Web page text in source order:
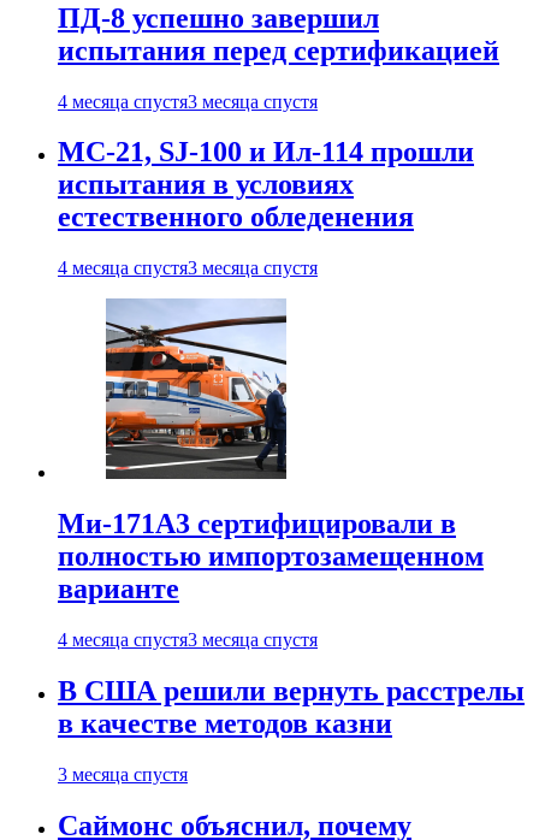
ПД-8 успешно завершил
испытания перед сертификацией
4 месяца спустя3 месяца спустя
МС-21, SJ-100 и Ил-114 прошли
испытания в условиях
естественного обледенения
4 месяца спустя3 месяца спустя
Ми-171А3 сертифицировали в
полностью импортозамещенном
варианте
4 месяца спустя3 месяца спустя
В США решили вернуть расстрелы
в качестве методов казни
3 месяца спустя
Саймонс объяснил, почему